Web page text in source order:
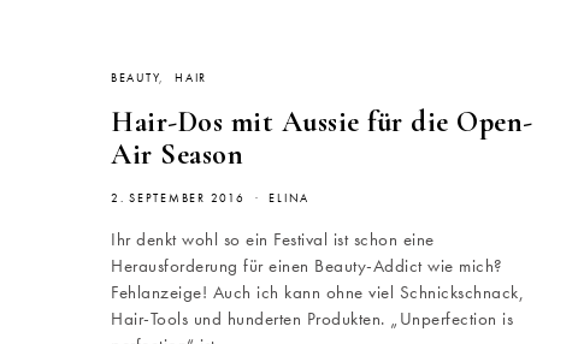
BEAUTY HAIR
Hair-Dos mit Aussie für die Open-
Air Season
2. SEPTEMBER 2016 ELINA
Ihr denkt wohl so ein Festival ist schon eine
Herausforderung für einen Beauty-Addict wie mich?
Fehlanzeige! Auch ich kann ohne viel Schnickschnack,
Hair-Tools und hunderten Produkten. „Unperfection is